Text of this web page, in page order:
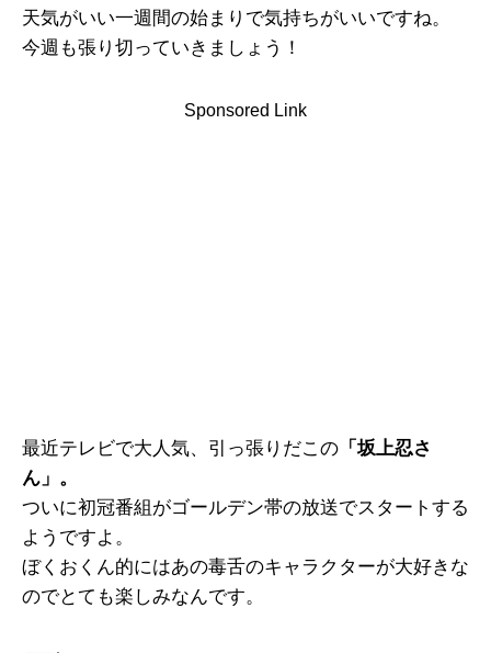
天気がいい一週間の始まりで気持ちがいいですね。
今週も張り切っていきましょう！
Sponsored Link
最近テレビで大人気、引っ張りだこの 「坂上忍さ
ん」。
ついに初冠番組がゴールデン帯の放送でスタートする
ようですよ。
ぼくおくん的にはあの毒舌のキャラクターが大好きな
のでとても楽しみなんです。